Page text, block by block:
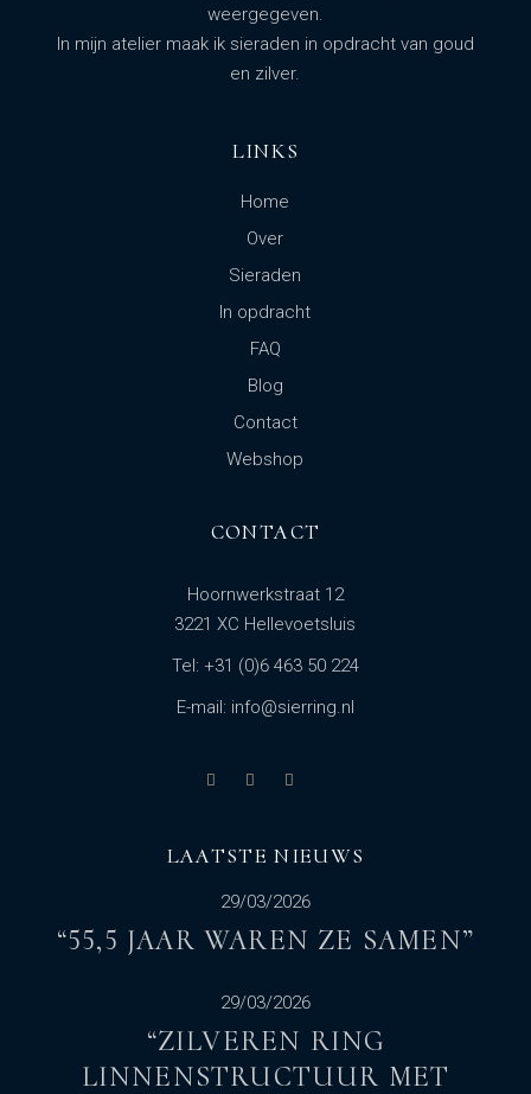
weergegeven.
In mijn atelier maak ik sieraden in opdracht van goud
en zilver.
LINKS
Home
Over
Sieraden
In opdracht
FAQ
Blog
Contact
Webshop
CONTACT
Hoornwerkstraat 12
3221 XC Hellevoetsluis
Tel: +31 (0)6 463 50 224
E-mail: info@sierring.nl
LAATSTE NIEUWS
29/03/2026
“55,5 JAAR WAREN ZE SAMEN”
29/03/2026
“ZILVEREN RING
LINNENSTRUCTUUR MET